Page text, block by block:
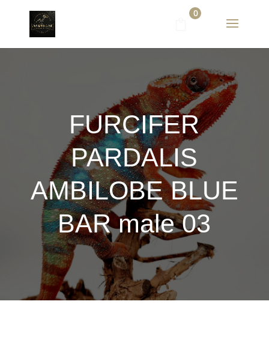
0
FURCIFER
PARDALIS
AMBILOBE BLUE
BAR male 03